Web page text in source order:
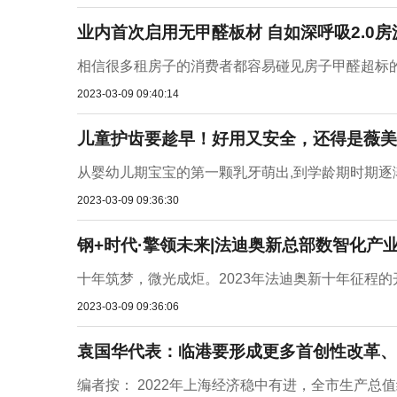
业内首次启用无甲醛板材 自如深呼吸2.0
相信很多租房子的消费者都容易碰见房子甲醛超
2023-03-09 09:40:14
儿童护齿要趁早！好用又安全，还得是薇
从婴幼儿期宝宝的第一颗乳牙萌出,到学龄期时期
2023-03-09 09:36:30
钢+时代·擎领未来|法迪奥新总部数智化产
十年筑梦，微光成炬。2023年法迪奥新十年征程
2023-03-09 09:36:06
袁国华代表：临港要形成更多首创性改革
编者按： 2022年上海经济稳中有进，全市生产总